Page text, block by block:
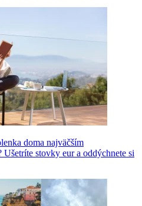
doma najväčším
stovky eur a oddýchnete si